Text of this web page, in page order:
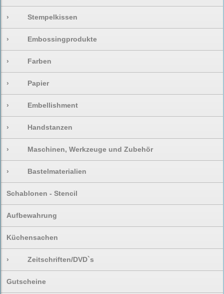
› Stempelkissen
› Embossingprodukte
› Farben
› Papier
› Embellishment
› Handstanzen
› Maschinen, Werkzeuge und Zubehör
› Bastelmaterialien
Schablonen - Stencil
Aufbewahrung
Küchensachen
› Zeitschriften/DVD`s
Gutscheine